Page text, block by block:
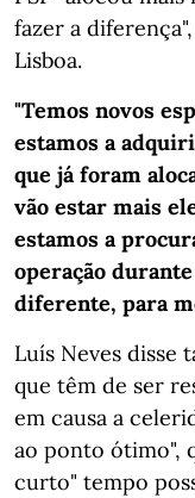
fazer a
Lisboa.
"Temos novos
estamos a
que já foram
vão estar mais
estamos a
operação
diferente, para
Luís Neves disse
que têm de ser
em causa a
ao ponto ótimo",
curto" tempo